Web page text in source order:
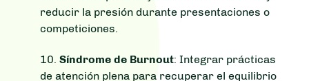
reducir la presión durante presentaciones o
competiciones.
10. Síndrome de Burnout: Integrar prácticas
de atención plena para recuperar el equilibrio